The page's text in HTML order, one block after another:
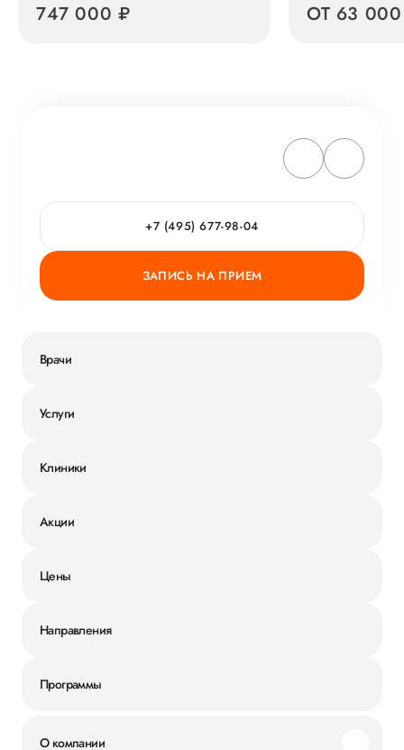
747 000 ₽ ОТ 63
+7 (495) 677-98-04
ЗАПИСЬ НА ПРИЕМ
Врачи
Услуги
Клиники
Акции
Цены
Направления
Программы
О компании